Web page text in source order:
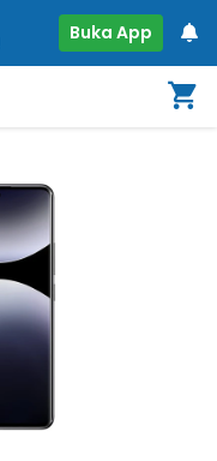
Buka App